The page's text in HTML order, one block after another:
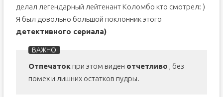
делал легендарный лейтенант Коломбо кто смотрел: )
Я был довольно большой поклонник этого
детективного сериала)
Отпечатокпри этом виден отчетливо , без
помех и лишних остатков пудры.